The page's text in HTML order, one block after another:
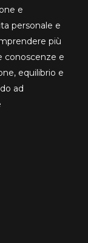
e
personale e
più
conoscenze e
equilibrio e
ad